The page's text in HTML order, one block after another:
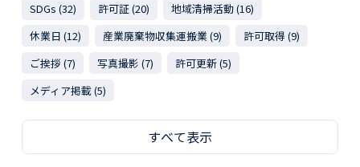
SDGs (32) 許可証 (20)
地域清掃活動 (16)
休業日 (12)
産業廃棄物収集運搬業 (9)
許可取得 (9)
ご挨拶 (7)
写真撮影 (7)
許可更新 (5)
メディア掲載 (5)
すべて表示